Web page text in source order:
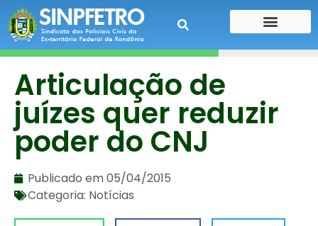
Articulação de
juízes quer reduzir
poder do CNJ
Publicado em05/04/2015
Categoria: Notícias